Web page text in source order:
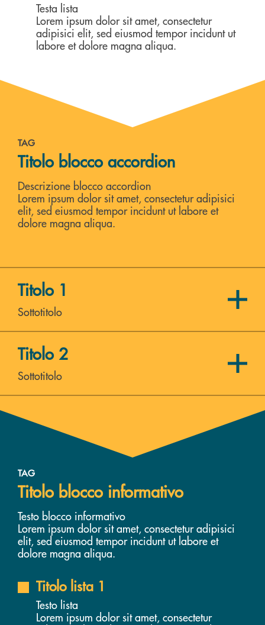
Testa lista
Lorem ipsum dolor sit amet, consectetur
adipisici elit, sed eiusmod tempor incidunt ut
labore et dolore magna aliqua.
TAG
Titolo blocco accordion
Descrizione blocco accordion
Lorem ipsum dolor sit amet, consectetur adipisici
elit, sed eiusmod tempor incidunt ut labore et
dolore magna aliqua.
Titolo 1
Sottotitolo
Titolo 2
Sottotitolo
TAG
Titolo blocco informativo
Testo blocco informativo
Lorem ipsum dolor sit amet, consectetur adipisici
elit, sed eiusmod tempor incidunt ut labore et
dolore magna aliqua.
Titolo lista 1
Testo lista
Lorem ipsum dolor sit amet, consectetur